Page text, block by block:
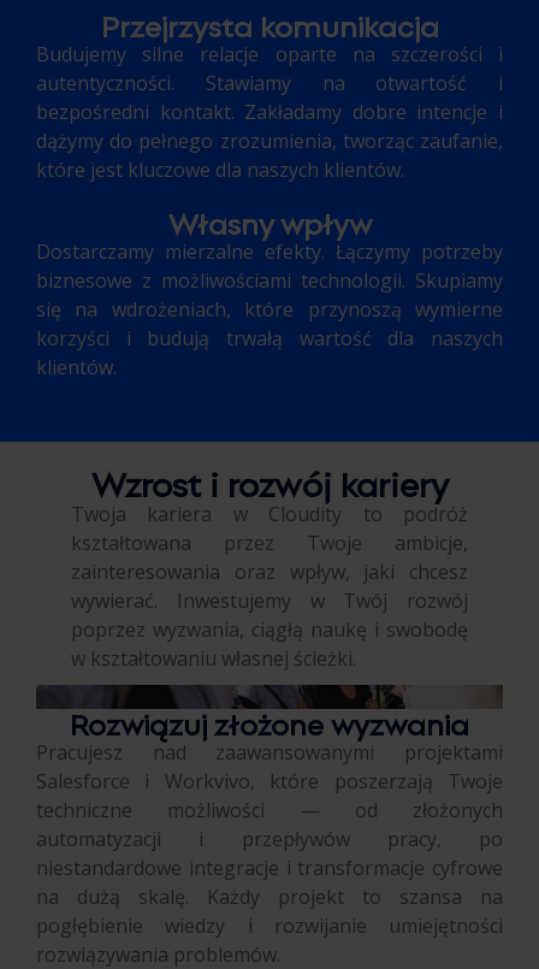
Przejrzysta komunikacja
Budujemy silne relacje oparte na szczerości i
autentyczności. Stawiamy na otwartość i
bezpośredni kontakt. Zakładamy dobre intencje i
dążymy do pełnego zrozumienia, tworząc zaufanie,
które jest kluczowe dla naszych klientów.
Własny wpływ
Dostarczamy mierzalne efekty. Łączymy potrzeby
biznesowe z możliwościami technologii. Skupiamy
się na wdrożeniach, które przynoszą wymierne
korzyści i budują trwałą wartość dla naszych
klientów.
Wzrost i rozwój kariery
Twoja kariera w Cloudity to podróż
kształtowana przez Twoje ambicje,
zainteresowania oraz wpływ, jaki chcesz
wywierać. Inwestujemy w Twój rozwój
poprzez wyzwania, ciągłą naukę i swobodę
w kształtowaniu własnej ścieżki.
Rozwiązuj złożone wyzwania
Pracujesz nad zaawansowanymi projektami
Salesforce i Workvivo, które poszerzają Twoje
techniczne możliwości — od złożonych
automatyzacji i przepływów pracy, po
niestandardowe integracje i transformacje cyfrowe
na dużą skalę. Każdy projekt to szansa na
pogłębienie wiedzy i rozwijanie umiejętności
rozwiązywania problemów.